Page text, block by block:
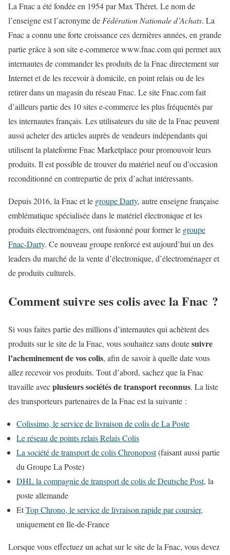
La Fnac a été fondée en 1954 parMax Théret. Le nom de
l’enseigne est l’acronyme deFédération Nationale d’Achats. La
Fnac a connu une forte croissance ces dernières années, en grande
partie grâce à son site e-commerce www.fnac.com qui permet aux
internautes de commander les produits de la Fnac directement sur
Internet et de les recevoir à domicile, en point relais ou de les
retirer dans un magasin du réseau Fnac. Le site Fnac.com fait
d’ailleurs partie des 10 sites e-commerce les plus fréquentés par
les internautes français. Les utilisateurs du site de la Fnac peuvent
aussi acheter des articles auprès de vendeurs indépendants qui
utilisent la plateforme Fnac Marketplace pour promouvoir leurs
produits. Il est possible de trouver du matériel neuf ou d’occasion
reconditionné en contrepartie de prix d’achat intéressants.
Depuis 2016, laFnacet le groupe Darty, autre enseigne française
emblématique spécialisée dans le matériel électronique et les
produits électroménagers, ont fusionné pour former le groupe
Fnac-Darty. Ce nouveau groupe renforcé est aujourd’hui un des
leaders du marché de la vente d’électronique, d’électroménager et
de produits culturels.
Comment suivre ses colis avec la Fnac ?
Si vous faites partie des millions d’internautes qui achètent des
produits sur le site de la Fnac, vous souhaitez sans doutesuivre
l’acheminement de vos colis, afin de savoir à quelle date vous
allez recevoir vos produits. Tout d’abord, sachez que la Fnac
travaille avecplusieurs sociétés de transport reconnus. La liste
des transporteurs partenaires de la Fnacest la suivante :
Colissimo, le service de livraison de colis de La Poste
Le réseau de points relais Relais Colis
La société de transport de colis Chronopost(faisant aussi partie
du Groupe La Poste)
DHL la compagnie de transport de colis de Deutsche Post, la
poste allemande
EtTop Chrono, le service de livraison rapide par coursier,
uniquement en Ile-de-France
Lorsque vous effectuez un achat sur le site de la Fnac, vous devez